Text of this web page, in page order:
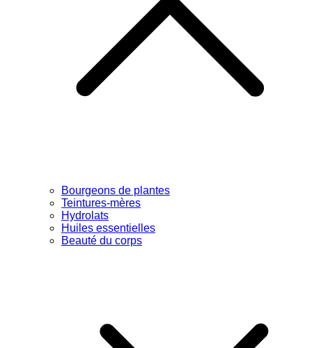
Bourgeons de plantes
Teintures-mères
Hydrolats
Huiles essentielles
Beauté du corps